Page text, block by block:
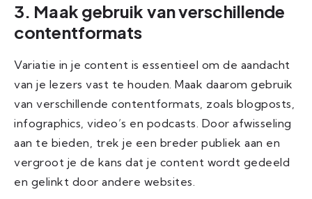
3. Maak gebruik van verschillende
contentformats
Variatie in je content is essentieel om de aandacht
van je lezers vast te houden. Maak daarom gebruik
van verschillende contentformats, zoals blogposts,
infographics, video’s en podcasts. Door afwisseling
aan te bieden, trek je een breder publiek aan en
vergroot je de kans dat je content wordt gedeeld
en gelinkt door andere websites.